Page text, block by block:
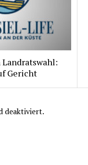
Landratswahl:
Gericht
deaktiviert.